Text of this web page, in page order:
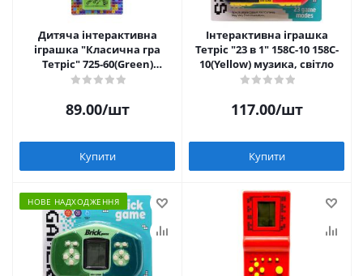
Дитяча інтерактивна
іграшка "Класична гра
Тетріс" 725-60(Green)
зелений
89.00/шт
Купити
Інтерактивна іграшка
Тетріс "23 в 1" 158C-10 158C-
10(Yellow) музика, світло
117.00/шт
Купити
НОВЕ НАДХОДЖЕННЯ